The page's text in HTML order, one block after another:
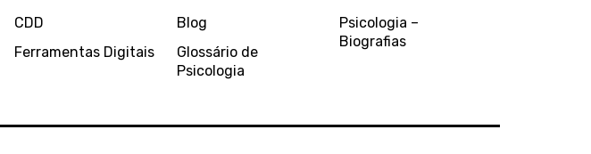
CDD
Ferramentas Digitais
Blog
Glossário de
Psicologia
Psicologia –
Biografias